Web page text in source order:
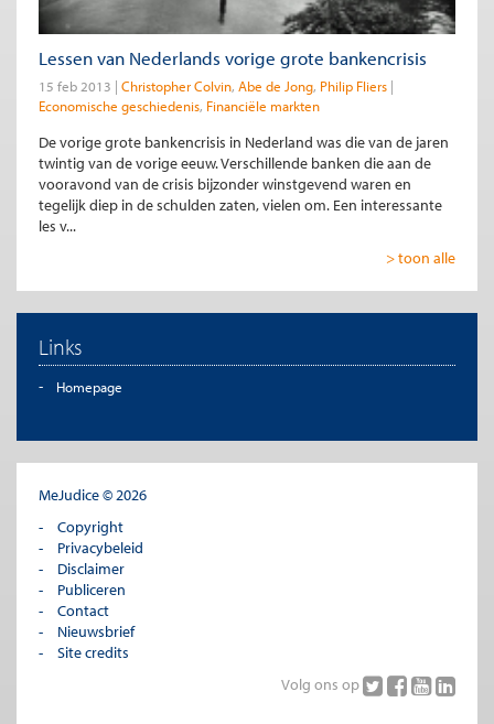
Lessen van Nederlands vorige grote bankencrisis
15 feb 2013 Christopher Colvin Abe de Jong Philip Fliers
Economische geschiedenis Financiële markten
De vorige grote bankencrisis in Nederland was die van de jaren
twintig van de vorige eeuw. Verschillende banken die aan de
vooravond van de crisis bijzonder winstgevend waren en
tegelijk diep in de schulden zaten, vielen om. Een interessante
les v...
> toon alle
Links
Homepage
MeJudice © 2026
Copyright
Privacybeleid
Disclaimer
Publiceren
Contact
Nieuwsbrief
Site credits
Volg ons op